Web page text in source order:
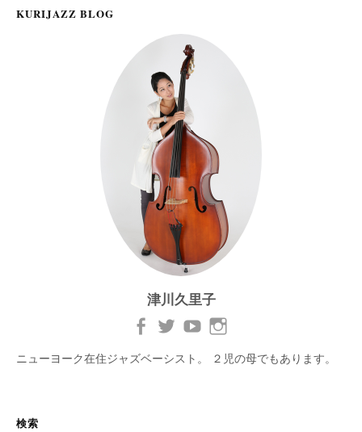
KURIJAZZ BLOG
津川久里子
ニューヨーク在住ジャズベーシスト。 ２児の母でもあります。
検索